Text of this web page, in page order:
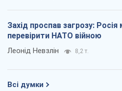
Захід проспав загрозу:
перевірити НАТО війною
Леонід Невзлін 8,2 т.
Всі думки